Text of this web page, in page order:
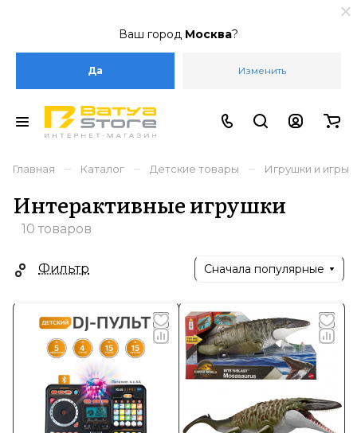
Ваш город Москва?
Да Изменить
Главная – Каталог – Детские товары – Игрушки и игры
Интерактивные игрушки
10 товаров
Фильтр Сначала популярные